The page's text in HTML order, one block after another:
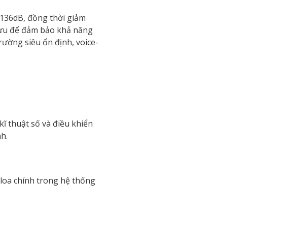
đồng thời giảm
để đảm bảo khả năng
siêu ổn định, voice-
thuật số và điều khiển
chính trong hệ thống